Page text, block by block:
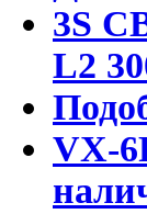
3S
L2
VX-